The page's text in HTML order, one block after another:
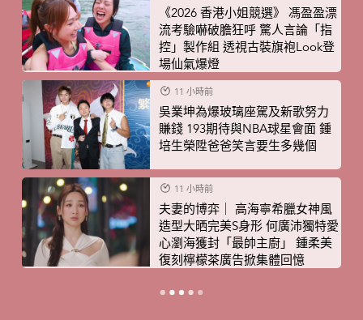
《2026 香港小姐競選》 馮盈盈漂
流考驗嚇破膽狂呼 驚人言論「指
控」製作組 透視古裝旗袍Look登
場仙氣爆燈
11 小時前
吳業坤為爆玻璃座駕及新歌努力
賺錢 193期待與NBA球星會面 鍾
培生榮陞爸爸笑言要生多幾個
11 小時前
夫妻的博弈｜ 高海寧希臘女神風
造型大晒完美S身形 何廣沛獨特愛
心瀏海獲封「最帥主廚」 鍾柔美
復刻檸檬茶廣告掀集體回憶